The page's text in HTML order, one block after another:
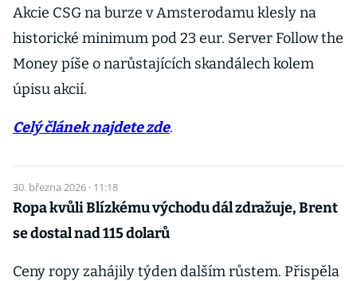
Akcie CSG na burze v Amsterodamu klesly na
historické minimum pod 23 eur. Server Follow the
Money píše o narůstajících skandálech kolem
úpisu akcií.
Celý článek najdete zde.
30. března 2026 · 11:18
Ropa kvůli Blízkému východu dál zdražuje, Brent
se dostal nad 115 dolarů
Ceny ropy zahájily týden dalším růstem. Přispěla